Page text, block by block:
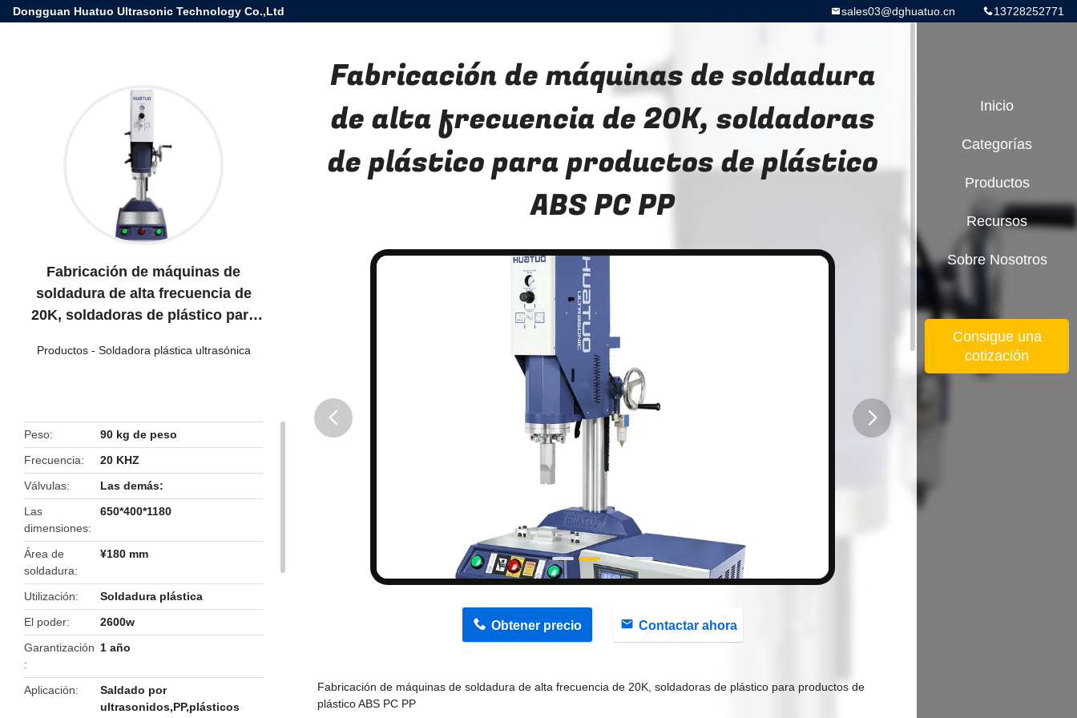
Dongguan Huatuo Ultrasonic Technology Co.,Ltd 13728252771
sales03@dghuatuo.cn
Fabricación de máquinas de
soldadura de alta frecuencia de
20K, soldadoras de plástico para
Productos- Soldadora plástica ultrasónica
Peso
90 kg de peso
Frecuencia
20 KHZ
Válvulas
Las demás:
Las
dimensiones
650*400*1180
Área de
soldadura
¥180 mm
Utilización
Soldadura plástica
El poder
2600w
Garantización 1 año
Aplicación
Saldado por
ultrasonidos,PP,plásticos
Fabricación de máquinas de soldadura
de alta frecuencia de 20K, soldadoras
de plástico para productos de plástico
ABS PC PP
Obtener precio Contactar ahora
Fabricación de máquinas de soldadura de alta frecuencia de 20K, soldadoras de plástico para productos de
plástico ABS PC PP
Inicio
Categorías
Productos
Recursos
Sobre Nosotros
Consigue una
cotización